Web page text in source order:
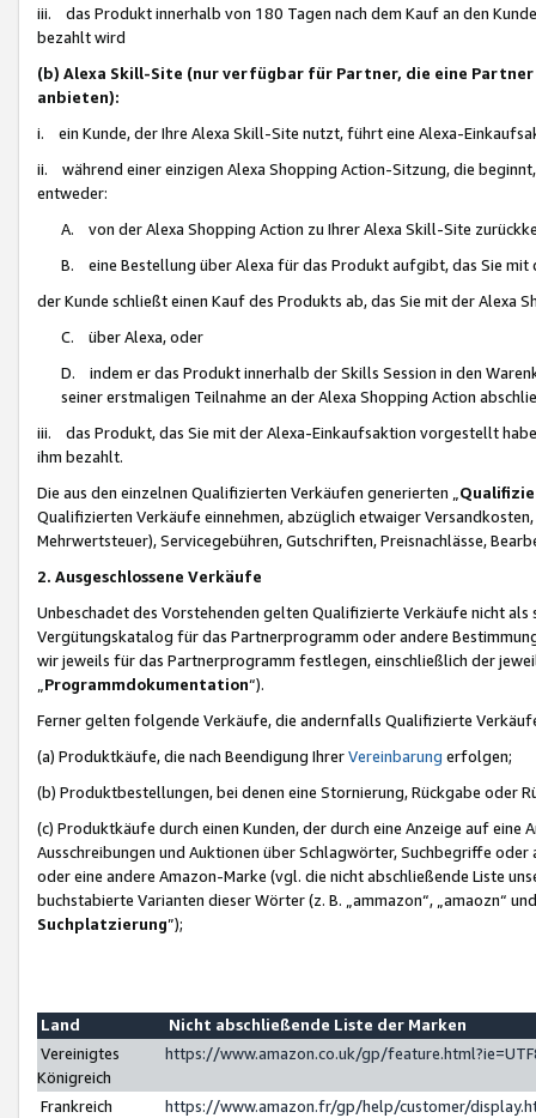
iii. das Produkt innerhalb von 180 Tagen nach dem Kauf an den
bezahlt wird
(b) Alexa Skill-Site (nur verfügbar für Partner, die eine
anbieten):
i. ein Kunde, der Ihre Alexa Skill-Site nutzt, führt eine Alexa-
ii. während einer einzigen Alexa Shopping Action-Sitzung, die
entweder:
A. von der Alexa Shopping Action zu Ihrer Alexa Skill-Site
B. eine Bestellung über Alexa für das Produkt aufgibt, das Sie mit
der Kunde schließt einen Kauf des Produkts ab, das Sie mit der Alexa
C. über Alexa, oder
D. indem er das Produkt innerhalb der Skills Session in den
seiner erstmaligen Teilnahme an der Alexa Shopping Action
iii. das Produkt, das Sie mit der Alexa-Einkaufsaktion vorgestellt
ihm bezahlt.
Die aus den einzelnen Qualifizierten Verkäufen generierten „
Qualifizierten Verkäufe einnehmen, abzüglich etwaiger
Mehrwertsteuer), Servicegebühren, Gutschriften, Preisnachlässe,
2. Ausgeschlossene Verkäufe
Unbeschadet des Vorstehenden gelten Qualifizierte Verkäufe nicht
Vergütungskatalog für das Partnerprogramm oder andere
wir jeweils für das Partnerprogramm festlegen, einschließlich der
Programmdokumentation“).
Ferner gelten folgende Verkäufe, die andernfalls Qualifizierte
(a) Produktkäufe, die nach Beendigung IhrerVereinbarung erfolgen;
(b) Produktbestellungen, bei denen eine Stornierung, Rückgabe oder
(c) Produktkäufe durch einen Kunden, der durch eine Anzeige auf
Ausschreibungen und Auktionen über Schlagwörter, Suchbegriffe
oder eine andere Amazon-Marke (vgl. die nicht abschließende Liste
buchstabierte Varianten dieser Wörter (z. B. „ammazon“, „amaozn“
Suchplatzierung”);
Land
Nicht abschließende Liste der Marken
Vereinigtes
Königreich
https://www.amazon.co.uk/gp/
Frankreich
https://www.amazon.fr/gp/help/customer/